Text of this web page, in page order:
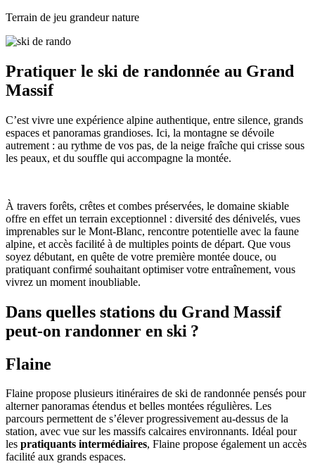
Terrain de jeu grandeur nature
Pratiquer le ski de randonnée au Grand
Massif
C’est vivre une expérience alpine authentique, entre silence, grands
espaces et panoramas grandioses. Ici, la montagne se dévoile
autrement : au rythme de vos pas, de la neige fraîche qui crisse sous
les peaux, et du souffle qui accompagne la montée.
À travers forêts, crêtes et combes préservées, le domaine skiable
offre en effet un terrain exceptionnel : diversité des dénivelés, vues
imprenables sur le Mont-Blanc, rencontre potentielle avec la faune
alpine, et accès facilité à de multiples points de départ. Que vous
soyez débutant, en quête de votre première montée douce, ou
pratiquant confirmé souhaitant optimiser votre entraînement, vous
vivrez un moment inoubliable.
Dans quelles stations du Grand Massif
peut-on randonner en ski ?
Flaine
Flaine propose plusieurs itinéraires de ski de randonnée pensés pour
alterner panoramas étendus et belles montées régulières. Les
parcours permettent de s’élever progressivement au-dessus de la
station, avec vue sur les massifs calcaires environnants. Idéal pour
les pratiquants intermédiaires, Flaine propose également un accès
facilité aux grands espaces.